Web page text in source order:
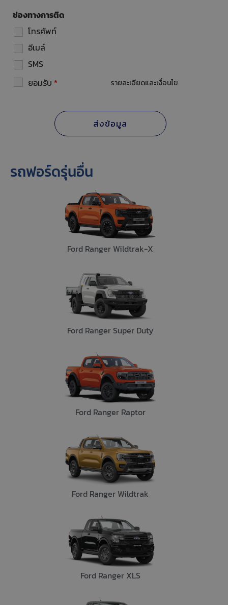
ช่องทางการติด
โทรศัพท์
อีเมล์
SMS
ยอมรับ * รายละเอียดและเงื่อนไข
รถฟอร์ดรุ่นอื่น
Ford Ranger Wildtrak-X
Ford Ranger Super Duty
Ford Ranger Raptor
Ford Ranger Wildtrak
Ford Ranger XLS